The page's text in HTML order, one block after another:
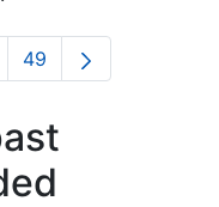
Pages Use
Page
49